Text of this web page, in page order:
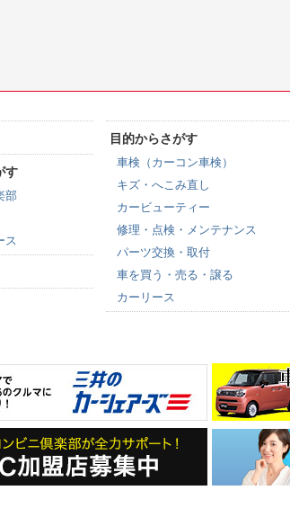
す
部
ス
目的からさがす
車検（カーコン車検）
キズ・へこみ直し
カービューティー
修理・点検・メンテナンス
パーツ交換・取付
車を買う・売る・譲る
カーリース